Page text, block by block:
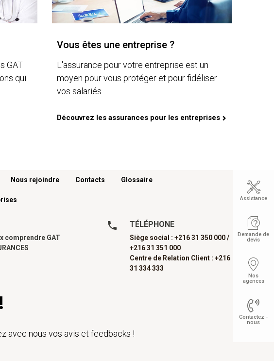
GAT
qui
Vous êtes une entreprise ?
L'assurance pour votre entreprise est un
moyen pour vous protéger et pour fidéliser
vos salariés.
Découvrez les assurances pour les entreprises
Nous rejoindre Contacts Glossaire
comprendre GAT
TÉLÉPHONE
Siège social : +216 31 350 000 /
+216 31 351 000
Centre de Relation Client : +216
31 334 333
avec nous vos avis et feedbacks !
Assistance
Demande de
devis
Nos
agences
Contactez -
nous